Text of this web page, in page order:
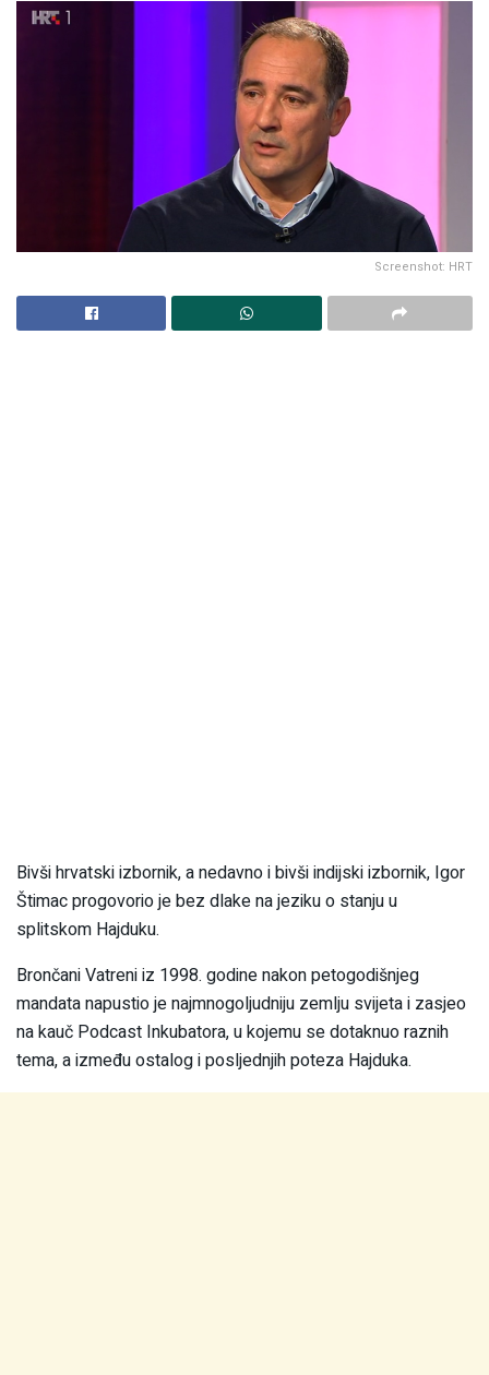
Screenshot: HRT
Bivši hrvatski izbornik, a nedavno i bivši indijski izbornik, Igor
Štimac progovorio je bez dlake na jeziku o stanju u
splitskom Hajduku.
Brončani Vatreni iz 1998. godine nakon petogodišnjeg
mandata napustio je najmnogoljudniju zemlju svijeta i zasjeo
na kauč Podcast Inkubatora, u kojemu se dotaknuo raznih
tema, a između ostalog i posljednjih poteza Hajduka.